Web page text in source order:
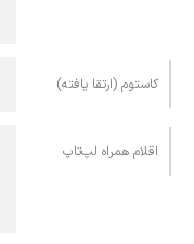
کاستوم (ارتقا یافته)
اقلام همراه لپ‌تاپ